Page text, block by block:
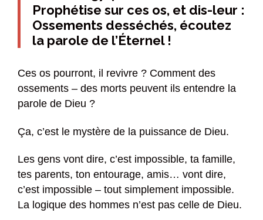
Prophétise sur ces os, et dis-leur :
Ossements desséchés, écoutez
la parole de l’Éternel !
Ces os pourront, il revivre ? Comment des
ossements – des morts peuvent ils entendre la
parole de Dieu ?
Ça, c’est le mystère de la puissance de Dieu.
Les gens vont dire, c’est impossible, ta famille,
tes parents, ton entourage, amis… vont dire,
c’est impossible – tout simplement impossible.
La logique des hommes n’est pas celle de Dieu.